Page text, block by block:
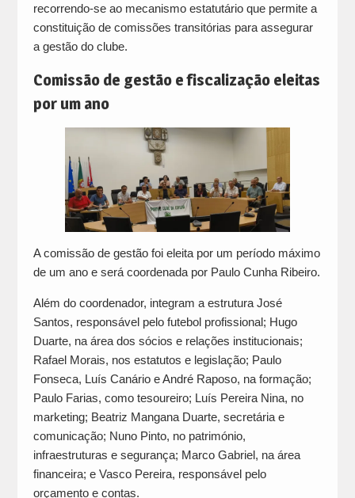
recorrendo-se ao mecanismo estatutário que permite a
constituição de comissões transitórias para assegurar
a gestão do clube.
Comissão de gestão e fiscalização eleitas
por um ano
A comissão de gestão foi eleita por um período máximo
de um ano e será coordenada por Paulo Cunha Ribeiro.
Além do coordenador, integram a estrutura José
Santos, responsável pelo futebol profissional; Hugo
Duarte, na área dos sócios e relações institucionais;
Rafael Morais, nos estatutos e legislação; Paulo
Fonseca, Luís Canário e André Raposo, na formação;
Paulo Farias, como tesoureiro; Luís Pereira Nina, no
marketing; Beatriz Mangana Duarte, secretária e
comunicação; Nuno Pinto, no património,
infraestruturas e segurança; Marco Gabriel, na área
financeira; e Vasco Pereira, responsável pelo
orçamento e contas.